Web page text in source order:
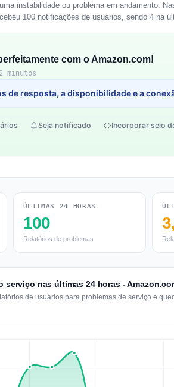
instabilidade ou problema em andamento.
100 notificações de usuários, sendo 4 na
com o Amazon.com!
minutos
de resposta, a disponibilidade e a
Seja notificado Incorporar selo
ÚLTIMAS 24 HORAS
100
Relatórios de problemas
nas últimas 24 horas -
de usuários para problemas de serviço e